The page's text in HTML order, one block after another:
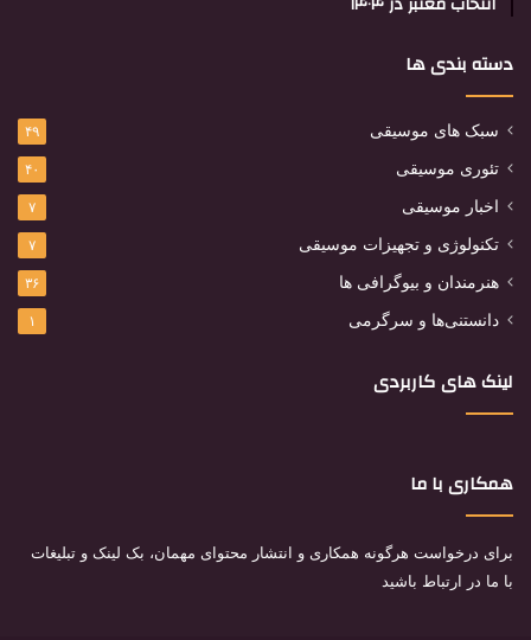
دسته بندی ها
سبک های موسیقی ۴۹
تئوری موسیقی ۴۰
اخبار موسیقی ۷
تکنولوژی و تجهیزات موسیقی ۷
هنرمندان و بیوگرافی ها ۳۶
دانستنی‌ها و سرگرمی ۱
لینک های کاربردی
همکاری با ما
برای درخواست هرگونه همکاری و انتشار محتوای مهمان، بک لینک و تبلیغات
با ما در ارتباط باشید